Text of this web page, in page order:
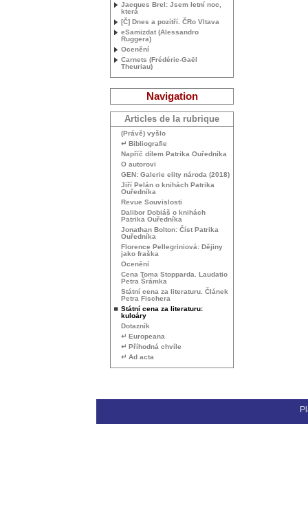
Jacques Brel: Jsem letní noc,
která
[Č] Dnes a pozítří. ČRo Vltava
eSamizdat (Alessandro
Ruggera)
Ocenění
Carnets (Frédéric-Gaël
Theuriau)
Navigation
Articles de la rubrique
(Právě) vyšlo
↵ Bibliografie
Napříč dílem Patrika Ouředníka
O autorovi
GEN: Galerie elity národa (2018)
Jiří Pelán o knihách Patrika
Ouředníka
Revue Souvislosti
Dalibor Dobiáš o knihách
Patrika Ouředníka
Jonathan Bolton: Číst Patrika
Ouředníka
Florence Pellegriniová: Dějiny
jako fraška
Ocenění
Cena Toma Stopparda. Laudatio
Petra Šrámka
Státní cena za literaturu. Článek
Petra Fischera
Státní cena za literaturu:
kuloáry
Dotazník
↵ Europeana
↵ Příhodná chvíle
↵ Ad acta